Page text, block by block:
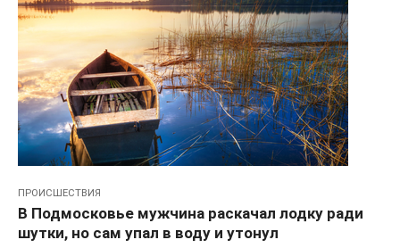
ПРОИСШЕСТВИЯ
В Подмосковье мужчина раскачал лодку ради
шутки, но сам упал в воду и утонул